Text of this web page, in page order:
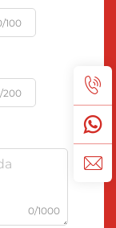
100
200
0/1000